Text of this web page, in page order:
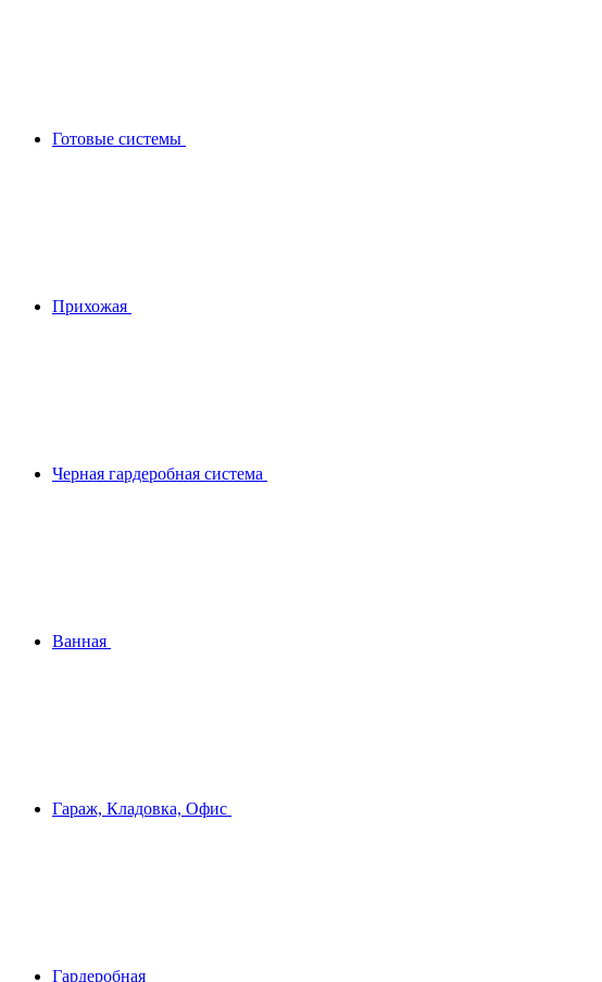
Готовые системы
Прихожая
Черная гардеробная система
Ванная
Гараж, Кладовка, Офис
Гардеробная